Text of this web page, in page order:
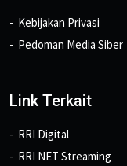
Kebijakan Privasi
Pedoman Media Siber
Link Terkait
RRI Digital
RRI NET Streaming